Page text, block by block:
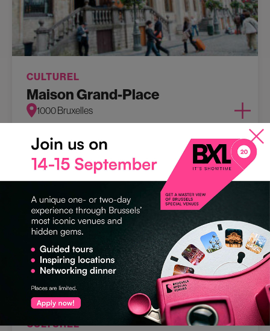
CULTUREL
Maison Grand-Place
1000 Bruxelles
CULTUREL